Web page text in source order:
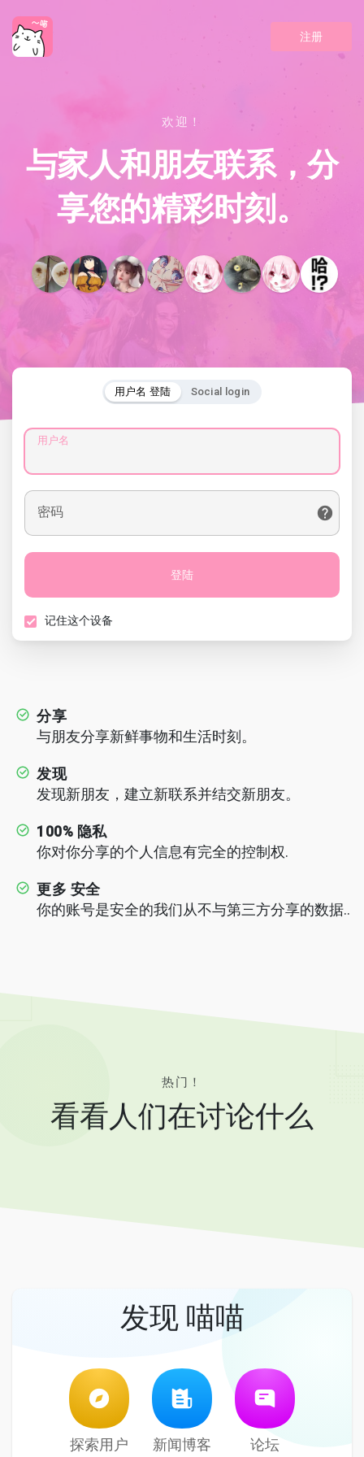
注册
欢迎！
与家人和朋友联系，分
享您的精彩时刻。
用户名 登陆 Social login
用户名
密码
登陆
记住这个设备
分享
与朋友分享新鲜事物和生活时刻。
发现
发现新朋友，建立新联系并结交新朋友。
100% 隐私
你对你分享的个人信息有完全的控制权.
更多 安全
你的账号是安全的我们从不与第三方分享的数据..
热门！
看看人们在讨论什么
发现 喵喵
探索用户 新闻博客 论坛